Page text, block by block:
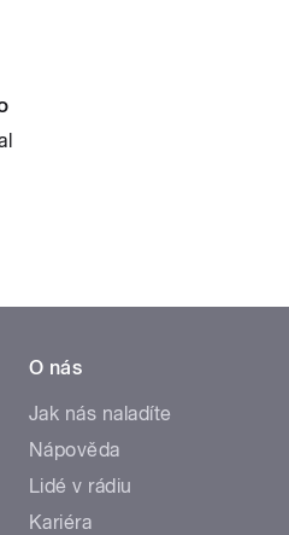
O nás
Jak nás naladíte
Nápověda
Lidé v rádiu
Kariéra